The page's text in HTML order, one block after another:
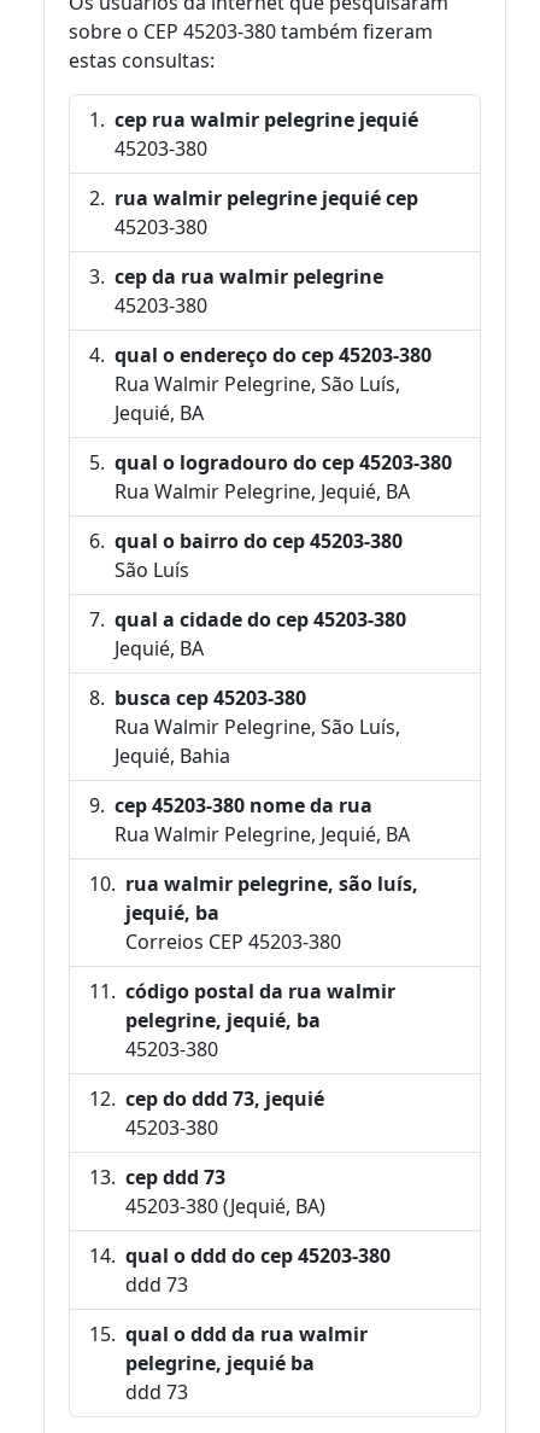
sobre o CEP 45203-380 também fizeram
estas consultas:
cep rua walmir pelegrine jequié
45203-380
rua walmir pelegrine jequié cep
45203-380
cep da rua walmir pelegrine
45203-380
qual o endereço do cep 45203-380
Rua Walmir Pelegrine, São Luís,
Jequié, BA
qual o logradouro do cep 45203-380
Rua Walmir Pelegrine, Jequié, BA
qual o bairro do cep 45203-380
São Luís
qual a cidade do cep 45203-380
Jequié, BA
busca cep 45203-380
Rua Walmir Pelegrine, São Luís,
Jequié, Bahia
cep 45203-380 nome da rua
Rua Walmir Pelegrine, Jequié, BA
rua walmir pelegrine, são luís,
jequié, ba
Correios CEP 45203-380
código postal da rua walmir
pelegrine, jequié, ba
45203-380
cep do ddd 73, jequié
45203-380
cep ddd 73
45203-380 (Jequié, BA)
qual o ddd do cep 45203-380
ddd 73
qual o ddd da rua walmir
pelegrine, jequié ba
ddd 73